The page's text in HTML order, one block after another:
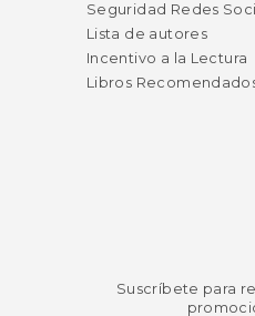
Seguridad Redes
Lista de autores
Incentivo a la Lectura
Libros
Suscríbete para